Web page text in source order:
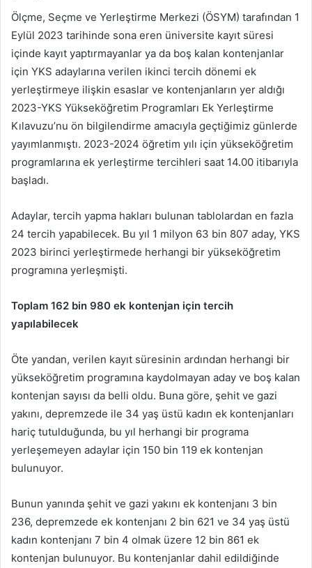
Ölçme, Seçme ve Yerleştirme Merkezi (ÖSYM) tarafından 1
Eylül 2023 tarihinde sona eren üniversite kayıt süresi
içinde kayıt yaptırmayanlar ya da boş kalan kontenjanlar
için YKS adaylarına verilen ikinci tercih dönemi ek
yerleştirmeye ilişkin esaslar ve kontenjanların yer aldığı
2023-YKS Yükseköğretim Programları Ek Yerleştirme
Kılavuzu’nu ön bilgilendirme amacıyla geçtiğimiz günlerde
yayımlanmıştı. 2023-2024 öğretim yılı için yükseköğretim
programlarına ek yerleştirme tercihleri saat 14.00 itibarıyla
başladı.
Adaylar, tercih yapma hakları bulunan tablolardan en fazla
24 tercih yapabilecek. Bu yıl 1 milyon 63 bin 807 aday, YKS
2023 birinci yerleştirmede herhangi bir yükseköğretim
programına yerleşmişti.
Toplam 162 bin 980 ek kontenjan için tercih
yapılabilecek
Öte yandan, verilen kayıt süresinin ardından herhangi bir
yükseköğretim programına kaydolmayan aday ve boş kalan
kontenjan sayısı da belli oldu. Buna göre, şehit ve gazi
yakını, depremzede ile 34 yaş üstü kadın ek kontenjanları
hariç tutulduğunda, bu yıl herhangi bir programa
yerleşemeyen adaylar için 150 bin 119 ek kontenjan
bulunuyor.
Bunun yanında şehit ve gazi yakını ek kontenjanı 3 bin
236, depremzede ek kontenjanı 2 bin 621 ve 34 yaş üstü
kadın kontenjanı 7 bin 4 olmak üzere 12 bin 861 ek
kontenjan bulunuyor. Bu kontenjanlar dahil edildiğinde